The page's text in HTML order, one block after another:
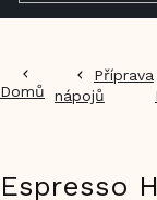
Domů
Příprava
nápojů
Espresso